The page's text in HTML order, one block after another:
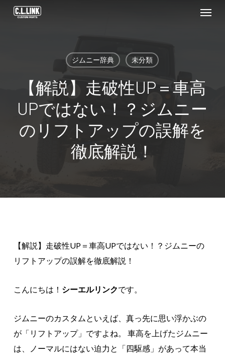
Skip
Menu
ジムニー辞典 未分類
【解説】走破性UP＝車高
UPではない！？ジムニー
のリフトアップの誤解を
徹底解説！
【解説】走破性UP＝車高UPではない！？ジムニーの
リフトアップの誤解を徹底解説！
こんにちは！ シーエルリンクです。
ジムニーのカスタムといえば、真っ先に思い浮かぶの
が「リフトアップ」ですよね。 車高を上げたジムニー
は、ノーマルにはない迫力と「四駆感」があって本当